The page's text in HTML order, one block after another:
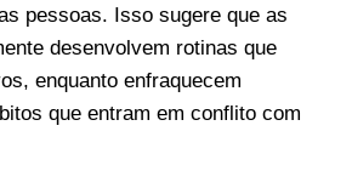
pessoas. Isso sugere que as
desenvolvem rotinas que
enquanto enfraquecem
que entram em conflito com